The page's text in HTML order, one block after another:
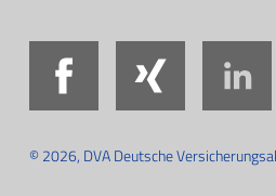
Facebook
Xing
© 2026, DVA Deutsche